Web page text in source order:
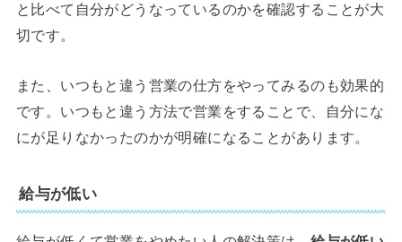
と比べて自分がどうなっているのかを確認することが大
切です。
また、いつもと違う営業の仕方をやってみるのも効果的
です。いつもと違う方法で営業をすることで、自分にな
にが足りなかったのかが明確になることがあります。
給与が低い